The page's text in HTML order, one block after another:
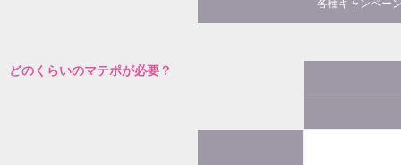
各種キャンペー
どのくらいのマテポが必要？